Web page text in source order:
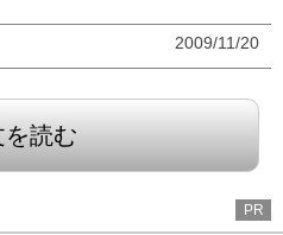
2009/11/20
を読む
PR